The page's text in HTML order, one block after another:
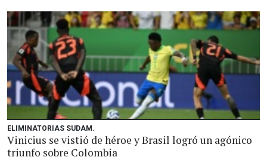
ELIMINATORIAS SUDAM.
Vinicius se vistió de héroe y Brasil logró un agónico
triunfo sobre Colombia